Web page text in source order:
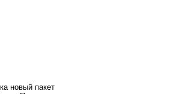
новый пакет